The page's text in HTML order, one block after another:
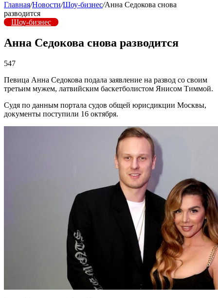
Главная/Новости/Шоу-бизнес/Анна Седокова снова
разводится
Шоу-бизнес
Анна Седокова снова разводится
547
Певица Анна Седокова подала заявление на развод со своим
третьим мужем, латвийским баскетболистом Янисом Тиммой.
Судя по данным портала судов общей юрисдикции Москвы,
документы поступили 16 октября.